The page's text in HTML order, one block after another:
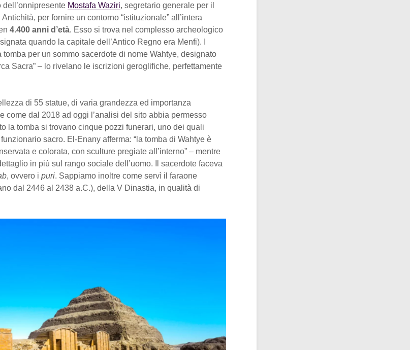
Mostafa Waziri, segretario generale per il
per fornire un contorno “istituzionale” all’intera
4.400 anni d’età. Esso si trova nel complesso archeologico
quando la capitale dell’Antico Regno era Menfi). I
per un sommo sacerdote di nome Wahtye, designato
Sacra” – lo rivelano le iscrizioni geroglifiche, perfettamente
di 55 statue, di varia grandezza ed importanza
come dal 2018 ad oggi l’analisi del sito abbia permesso
la tomba si trovano cinque pozzi funerari, uno dei quali
sacro. El-Enany afferma: “la tomba di Wahtye è
e colorata, con sculture pregiate all’interno” – mentre
in più sul rango sociale dell’uomo. Il sacerdote faceva
, ovvero i puri. Sappiamo inoltre come servì il faraone
dal 2446 al 2438 a.C.), della V Dinastia, in qualità di